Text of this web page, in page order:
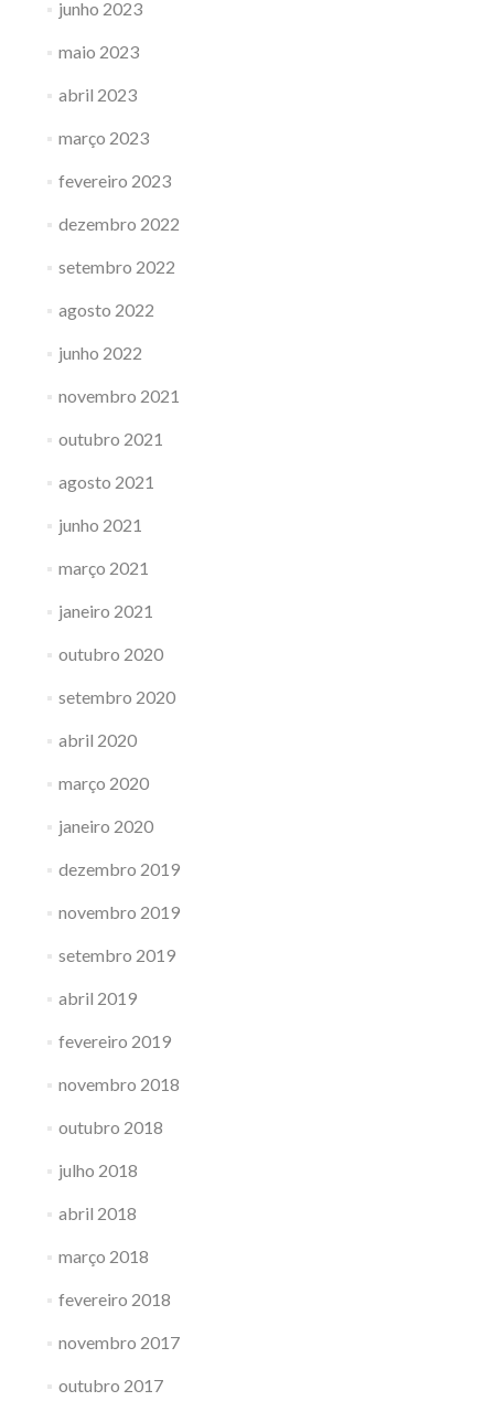
junho 2023
maio 2023
abril 2023
março 2023
fevereiro 2023
dezembro 2022
setembro 2022
agosto 2022
junho 2022
novembro 2021
outubro 2021
agosto 2021
junho 2021
março 2021
janeiro 2021
outubro 2020
setembro 2020
abril 2020
março 2020
janeiro 2020
dezembro 2019
novembro 2019
setembro 2019
abril 2019
fevereiro 2019
novembro 2018
outubro 2018
julho 2018
abril 2018
março 2018
fevereiro 2018
novembro 2017
outubro 2017